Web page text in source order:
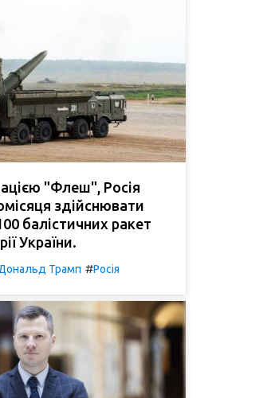
"Флеш", Росія
здійснювати
балістичних ракет
України.
Трамп #Росія